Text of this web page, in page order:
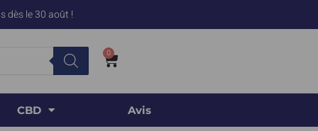
dès le 30 août !
0
CBD Avis